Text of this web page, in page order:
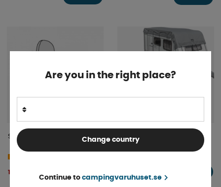
Stolsöverdrag Aguti GIS-liner
1 134 kr
Campout Husvagns- &
Are you in the right place?
Change country
Continue to campingvaruhuset.se